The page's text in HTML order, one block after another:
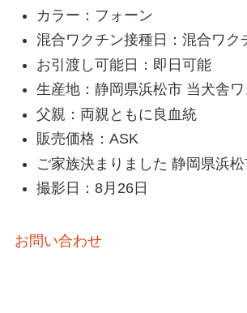
カラー：フォーン
混合ワクチン接種日：混合ワク
お引渡し可能日：即日可能
生産地：静岡県浜松市 当犬舎
父親：両親ともに良血統
販売価格：ASK
ご家族決まりました 静岡県浜
撮影日：8月26日
お問い合わせ